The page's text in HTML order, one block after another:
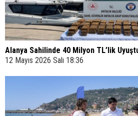
Alanya Sahilinde 40 Milyon TL’lik
12 Mayıs 2026 Salı 18:36